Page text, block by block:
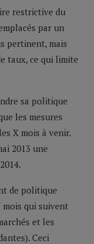
restrictive du
par un
pertinent, mais
taux, ce qui limite
sa politique
les mesures
X mois à venir.
2013 une
de politique
qui suivent
et les
Ceci